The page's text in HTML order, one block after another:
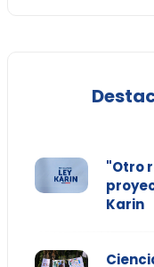
"Otro
Karin